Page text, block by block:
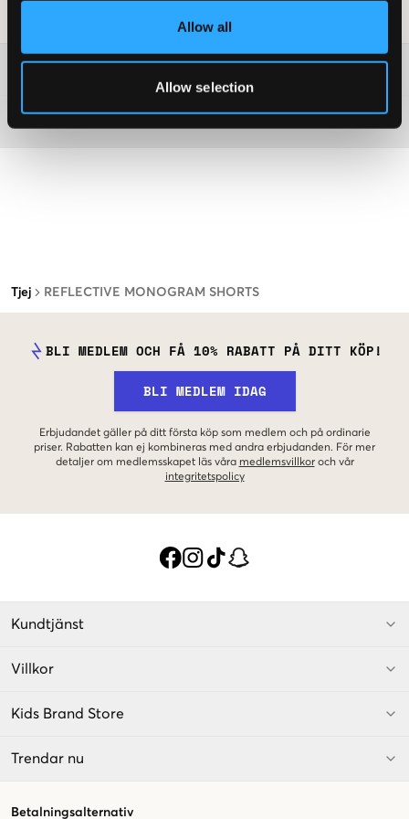
Allow all
Allow selection
Tjej REFLECTIVE MONOGRAM SHORTS
BLI MEDLEM OCH FÅ 10% RABATT PÅ DITT KÖP!
BLI MEDLEM IDAG
Erbjudandet gäller på ditt första köp som medlem och på ordinarie
priser. Rabatten kan ej kombineras med andra erbjudanden. För mer
detaljer om medlemsskapet läs våra medlemsvillkor och vår
integritetspolicy
Kundtjänst
Villkor
Kids Brand Store
Trendar nu
Betalningsalternativ